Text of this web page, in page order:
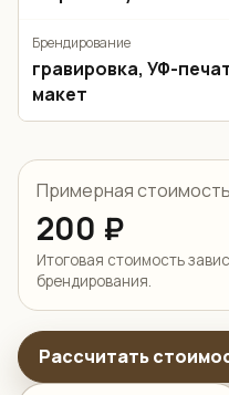
Брендирование
гравировка, УФ-
макет
Примерная
200 ₽
Итоговая стоимость
брендирования.
Рассчитать